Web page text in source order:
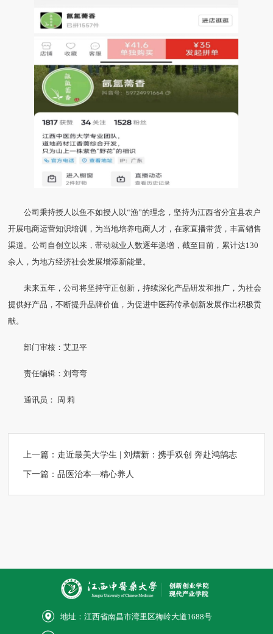
公司秉持授人以鱼不如授人以“渔”的理念，坚持为江西省分宜县农户
开展电商运营知识培训，为当地培养电商人才，在家直播带货，丰富销售
渠道。公司自创立以来，带动就业人数逐年递增，截至目前，累计达130
余人，为地方经济社会发展增添新能量。
未来五年，公司将坚持守正创新，持续深化产品研发和推广，为社会
提供好产品，不断提升品牌价值，为促进中医药传承创新发展作出积极贡
献。
部门审核：艾卫平
责任编辑：刘弯弯
通讯员： 周 莉
上一篇： 走近最美大学生 | 刘熠新：携手双创 奔赴鸿鹄志
下一篇：品医治本—精心养人
地址：江西省南昌市湾里区梅岭大道1688号